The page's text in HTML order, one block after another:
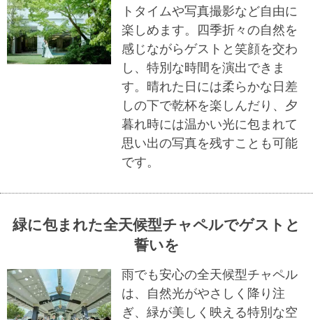
トタイムや写真撮影など自由に
楽しめます。四季折々の自然を
感じながらゲストと笑顔を交わ
し、特別な時間を演出できま
す。晴れた日には柔らかな日差
しの下で乾杯を楽しんだり、夕
暮れ時には温かい光に包まれて
思い出の写真を残すことも可能
です。
緑に包まれた全天候型チャペルでゲストと
誓いを
雨でも安心の全天候型チャペル
は、自然光がやさしく降り注
ぎ、緑が美しく映える特別な空